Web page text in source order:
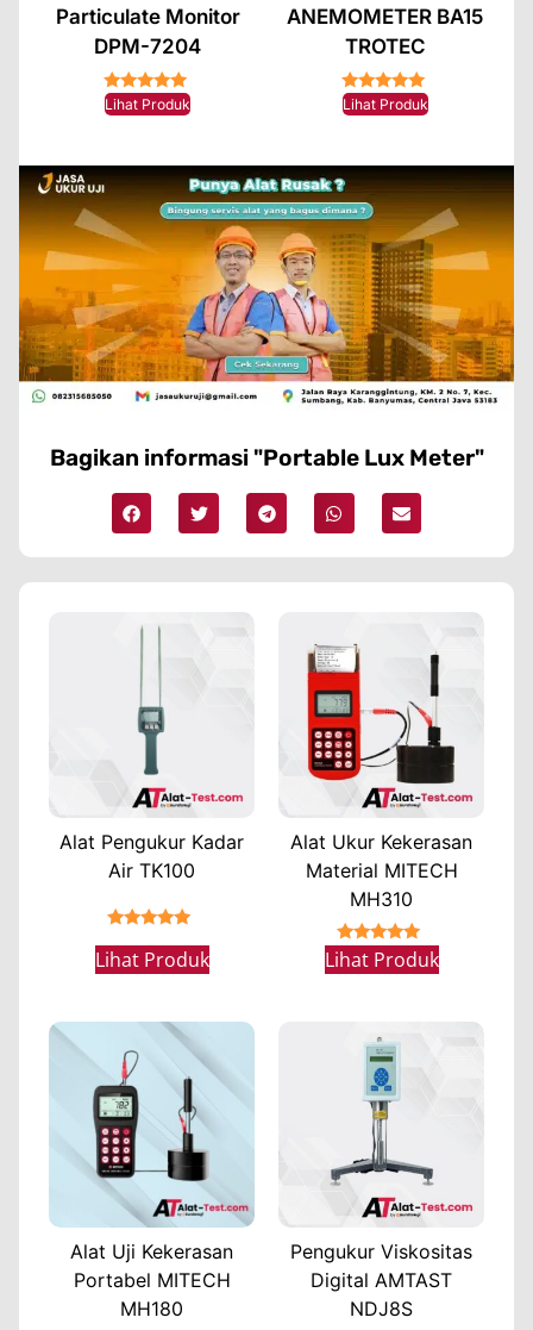
Particulate Monitor
DPM-7204
★★★★★
Lihat Produk
ANEMOMETER BA15
TROTEC
★★★★★
Lihat Produk
Bagikan informasi "Portable Lux Meter"
Alat Pengukur Kadar
Air TK100
Lihat Produk
Alat Ukur Kekerasan
Material MITECH
MH310
★★★★★
Lihat Produk
Alat Uji Kekerasan
Portabel MITECH
MH180
Pengukur Viskositas
Digital AMTAST
NDJ8S